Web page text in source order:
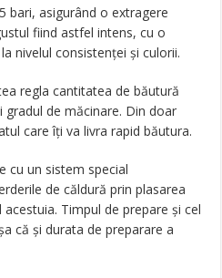
bari, asigurând o extragere
fiind astfel intens, cu o
nivelul consistenței și culorii.
regla cantitatea de băutură
de măcinare. Din doar
care îți va livra rapid băutura.
cu un sistem special
de căldură prin plasarea
Timpul de prepare și cel
că și durata de preparare a